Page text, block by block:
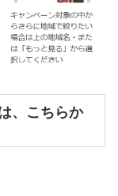
、こちらか